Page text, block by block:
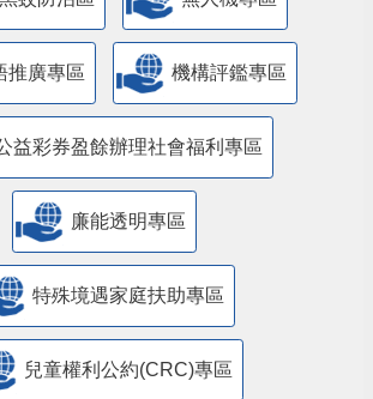
推廣專區 機構評鑑專區
益彩券盈餘辦理社會福利專區
廉能透明專區
特殊境遇家庭扶助專區
兒童權利公約(CRC)專區